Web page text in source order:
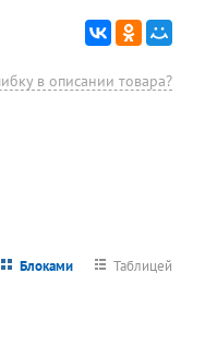
в описании товара?
Блоками Таблицей